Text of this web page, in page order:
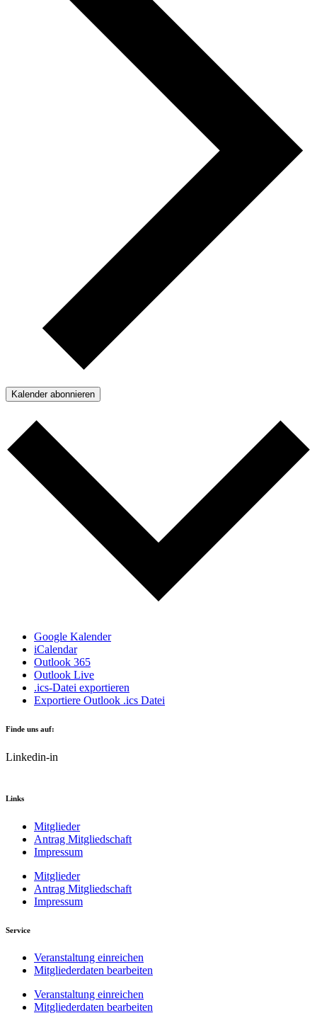
Kalender abonnieren
Google Kalender
iCalendar
Outlook 365
Outlook Live
.ics-Datei exportieren
Exportiere Outlook .ics Datei
Finde uns auf:
Linkedin-in
Links
Mitglieder
Antrag Mitgliedschaft
Impressum
Mitglieder
Antrag Mitgliedschaft
Impressum
Service
Veranstaltung einreichen
Mitgliederdaten bearbeiten
Veranstaltung einreichen
Mitgliederdaten bearbeiten